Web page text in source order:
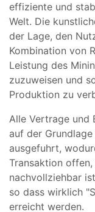
effiziente und
Welt. Die
der Lage, den
Kombination von
Leistung des
zuzuweisen und
Produktion zu
Alle Vertrage und
auf der Grundlage
ausgefuhrt,
Transaktion
nachvollziehbar
so dass wirklich
erreicht werden.